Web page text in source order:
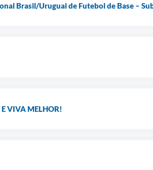
Brasil/Uruguai de Futebol de Base –
VIVA MELHOR!